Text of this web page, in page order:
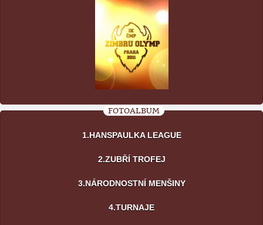
FOTOALBUM
1.HANSPAULKA LEAGUE
2.ZUBŘÍ TROFEJ
3.NÁRODNOSTNÍ MENŠINY
4.TURNAJE